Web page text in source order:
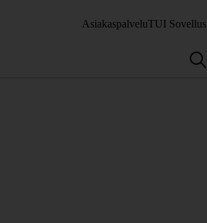
AsiakaspalveluTUI Sovellus